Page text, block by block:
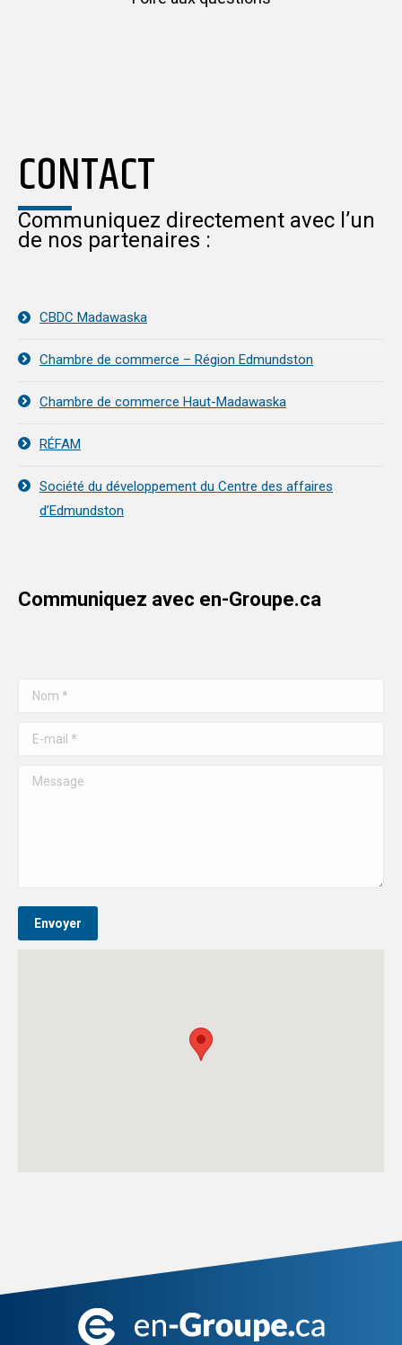
CONTACT
Communiquez directement avec l’un
de nos partenaires :
CBDC Madawaska
Chambre de commerce – Région Edmundston
Chambre de commerce Haut-Madawaska
RÉFAM
Société du développement du Centre des affaires
d’Edmundston
Communiquez avec en-Groupe.ca
Nom *
E-mail *
Message
Envoyer